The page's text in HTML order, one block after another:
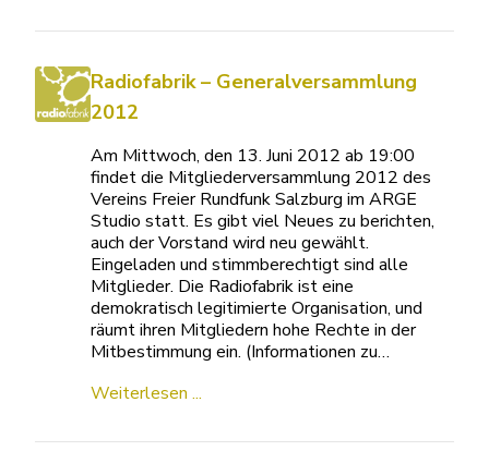
Radiofabrik – Generalversammlung
2012
Am Mittwoch, den 13. Juni 2012 ab 19:00
findet die Mitgliederversammlung 2012 des
Vereins Freier Rundfunk Salzburg im ARGE
Studio statt. Es gibt viel Neues zu berichten,
auch der Vorstand wird neu gewählt.
Eingeladen und stimmberechtigt sind alle
Mitglieder. Die Radiofabrik ist eine
demokratisch legitimierte Organisation, und
räumt ihren Mitgliedern hohe Rechte in der
Mitbestimmung ein. (Informationen zu…
Weiterlesen ...